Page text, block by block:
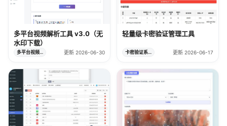
多平台视频解析工具 v3.0（无
水印下载）
多平台视频解析工具 更新 2026-06-30
轻量级卡密验证管理工具
卡密验证系统 更新 2026-06-17